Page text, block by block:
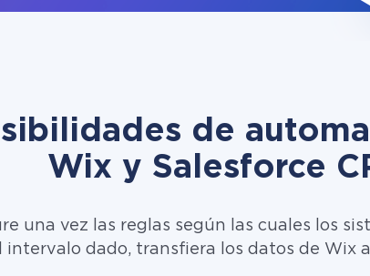
de
Wix y Salesforce
una vez las reglas según las cuales los
intervalo dado, transfiera los datos de Wix